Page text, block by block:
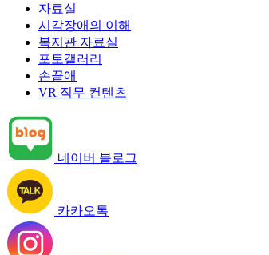
자료실
시각장애의 이해
복지관 자료실
포토갤러리
손끝애
VR 직무 컨텐츠
네이버 블로그
카카오톡